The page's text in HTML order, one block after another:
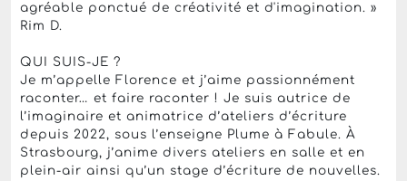
agréable ponctué de créativité et d'imagination. »
Rim D.
QUI SUIS-JE ?
Je m’appelle Florence et j’aime passionnément
raconter… et faire raconter ! Je suis autrice de
l’imaginaire et animatrice d’ateliers d’écriture
depuis 2022, sous l’enseigne Plume à Fabule. À
Strasbourg, j’anime divers ateliers en salle et en
plein-air ainsi qu’un stage d’écriture de nouvelles.